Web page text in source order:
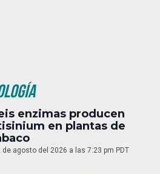
enzimas producen
en plantas de
de agosto del 2026 a las 7:23 pm PDT